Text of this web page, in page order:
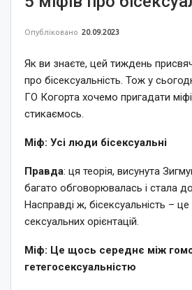
Опубліковано 20.09.2023
Як ви знаєте, цей тиждень
про бісексуальність. Тож у
ГО Когорта хочемо пригадати
стикаємось.
Міф: Усі люди бісексуальні
Правда: ця теорія, висунута
багато обговорювалась і стала
Насправді ж, бісексуальність –
сексуальних орієнтацій.
Міф: Це щось середнє між
гетегосексуальністю